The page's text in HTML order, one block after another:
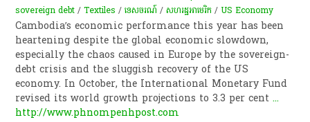
sovereign debt /Textiles /ទេសចរណ៍ /សហរដ្ឋអាមេរិក /US Economy
Cambodia’s economic performance this year has been
heartening despite the global economic slowdown,
especially the chaos caused in Europe by the sovereign-
debt crisis and the sluggish recovery of the US
economy. In October, the International Monetary Fund
revised its world growth projections to 3.3 per cent...
http://www.phnompenhpost.com